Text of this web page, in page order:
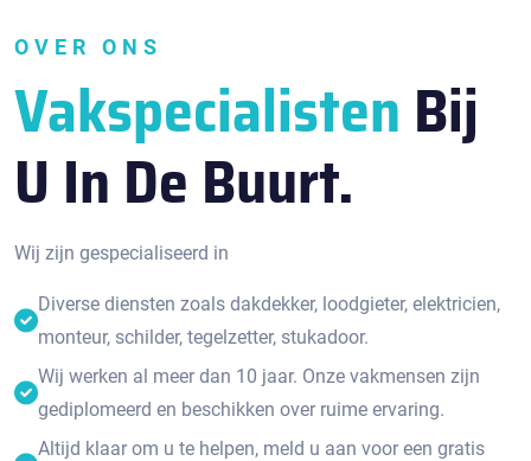
OVER ONS
Vakspecialisten Bij
U In De Buurt.
Wij zijn gespecialiseerd in
Diverse diensten zoals dakdekker, loodgieter, elektricien,
monteur, schilder, tegelzetter, stukadoor.
Wij werken al meer dan 10 jaar. Onze vakmensen zijn
gediplomeerd en beschikken over ruime ervaring.
Altijd klaar om u te helpen, meld u aan voor een gratis